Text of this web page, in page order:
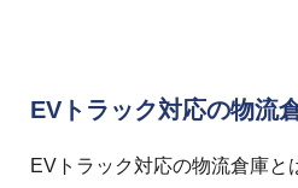
EVトラック対応の物流
EVトラック対応の物流倉庫と